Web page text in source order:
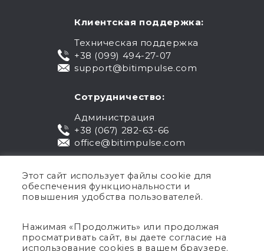
Клиентская поддержка:
Техническая поддержка
+38 (099) 494-27-07
support@bitimpulse.com
Сотрудничество:
Администрация
+38 (067) 282-63-66
office@bitimpulse.com
Публичная оферта
Этот сайт использует файлы cookie для
обеспечения функциональности и
повышения удобства пользователей.
Нажимая «Продолжить» или продолжая
просматривать сайт, вы даете согласие на
использование cookies в вашем браузере.